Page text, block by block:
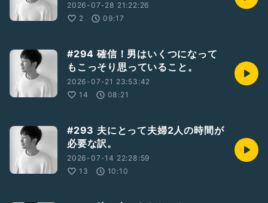
2026-07-28 21:22:26
2
09:17
#294 確信！男はいくつになって
もこっそり思っていること。
2026-07-21 23:53:42
14
08:21
#293 夫にとって夫婦2人の時間が
必要な訳。
2026-07-14 22:28:59
13
10:10